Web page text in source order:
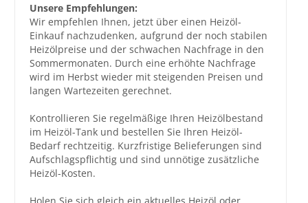
Unsere Empfehlungen:
Wir empfehlen Ihnen, jetzt über einen Heizöl-
Einkauf nachzudenken, aufgrund der noch stabilen
Heizölpreise und der schwachen Nachfrage in den
Sommermonaten. Durch eine erhöhte Nachfrage
wird im Herbst wieder mit steigenden Preisen und
langen Wartezeiten gerechnet.
Kontrollieren Sie regelmäßige Ihren Heizölbestand
im Heizöl-Tank und bestellen Sie Ihren Heizöl-
Bedarf rechtzeitig. Kurzfristige Belieferungen sind
Aufschlagspflichtig und sind unnötige zusätzliche
Heizöl-Kosten.